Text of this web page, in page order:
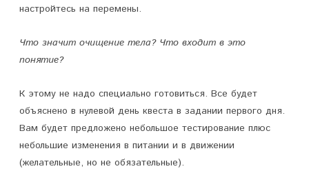
настройтесь на перемены.
Что значит очищение тела? Что входит в это
понятие?
К этому не надо специально готовиться. Все будет
объяснено в нулевой день квеста в задании первого дня.
Вам будет предложено небольшое тестирование плюс
небольшие изменения в питании и в движении
(желательные, но не обязательные).